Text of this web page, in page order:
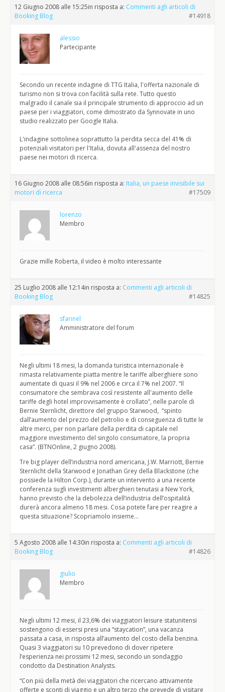
12 Giugno 2008 alle 15:25in risposta a: Commenti agli articoli di
Booking Blog
#14918
alessio
Partecipante
Secondo un recente indagine di TTG Italia, l'offerta nazionale di
turismo non si trova con facilità sulla rete. Tutto questo
malgrado il canale sia il principale strumento di approccio ad un
paese per i viaggiatori, come dimostrato da Synnovate in uno
studio realizzato per Google Italia.
L'indagine sottolinea soprattutto la perdita secca del 41% di
potenziali visitatori per l'Italia, dovuta all'assenza del nostro
paese nei motori di ricerca.
16 Giugno 2008 alle 08:56in risposta a: Italia, un paese invisibile sui
motori di ricerca
#17509
lorenzo
Membro
Grazie mille Roberta, il video è molto interessante
25 Luglio 2008 alle 12:14in risposta a: Commenti agli articoli di
Booking Blog
#14825
sfarinel
Amministratore del forum
Negli ultimi 18 mesi, la domanda turistica internazionale è
rimasta relativamente piatta mentre le tariffe alberghiere sono
aumentate di quasi il 9% nel 2006 e circa il 7% nel 2007. “Il
consumatore che sembrava così resistente all'aumento delle
tariffe degli hotel improvvisamente è crollato”, nelle parole di
Bernie Sternlicht, direttore del gruppo Starwood, “spinto
dall’aumento del prezzo del petrolio e di conseguenza di tutte le
altre merci, per non parlare della perdita di capitale nel
maggiore investimento del singolo consumatore, la propria
casa”. (BTNOnline, 2 giugno 2008).
Tre big player dell’industria nord americana, J.W. Marriott, Bernie
Sternlicht della Starwood e Jonathan Grey della Blackstone (che
possiede la Hilton Corp.), durante un intervento a una recente
conferenza sugli investimenti alberghieri tenutasi a New York,
hanno previsto che la debolezza dell’industria dell’ospitalità
durerà ancora almeno 18 mesi. Cosa potete fare per reagire a
questa situazione? Scopriamolo insieme…
5 Agosto 2008 alle 14:30in risposta a: Commenti agli articoli di
Booking Blog
#14826
giulio
Membro
Negli ultimi 12 mesi, il 23,6% dei viaggiatori leisure statunitensi
sostengono di essersi presi una “staycation”, una vacanza
passata a casa, in risposta all’aumento del costo della benzina.
Quasi 3 viaggiatori su 10 prevedono di dover ripetere
l’esperienza nei prossimi 12 mesi, secondo un sondaggio
condotto da Destination Analysts.
“Con più della metà dei viaggiatori che ricercano attivamente
offerte e sconti di viaggio e un altro terzo che prevede di visitare